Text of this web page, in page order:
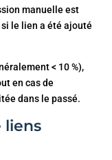
manuelle est
le lien a été ajouté
< 10 %),
en cas de
dans le passé.
liens